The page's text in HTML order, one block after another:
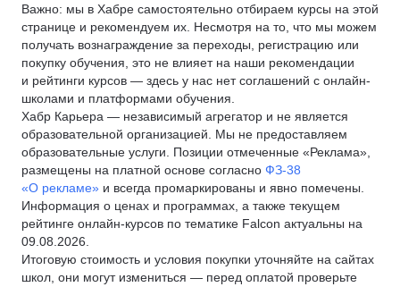
Важно: мы в Хабре самостоятельно отбираем курсы на этой
странице и рекомендуем их. Несмотря на то, что мы можем
получать вознаграждение за переходы, регистрацию или
покупку обучения, это не влияет на наши рекомендации
и рейтинги курсов — здесь у нас нет соглашений с онлайн-
школами и платформами обучения.
Хабр Карьера — независимый агрегатор и не является
образовательной организацией. Мы не предоставляем
образовательные услуги. Позиции отмеченные «Реклама»,
размещены на платной основе согласно ФЗ-38
«О рекламе» и всегда промаркированы и явно помечены.
Информация о ценах и программах, а также текущем
рейтинге онлайн-курсов по тематике Falcon актуальны на
09.08.2026.
Итоговую стоимость и условия покупки уточняйте на сайтах
школ, они могут измениться — перед оплатой проверьте